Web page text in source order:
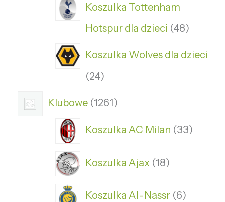
Koszulka Tottenham
Hotspur dla dzieci 48
Koszulka Wolves dla dzieci
24
Klubowe 1261
Koszulka AC Milan 33
Koszulka Ajax 18
Koszulka Al-Nassr 6